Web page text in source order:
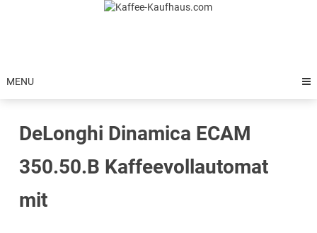
MENU
DeLonghi Dinamica ECAM
350.50.B Kaffeevollautomat
mit